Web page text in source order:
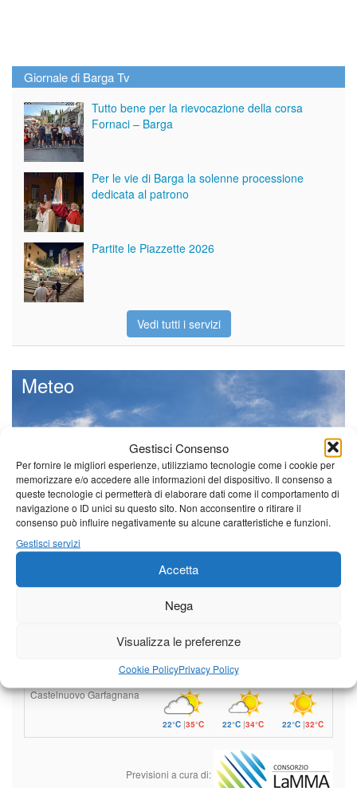
Gestisci Consenso
Per fornire le migliori esperienze, utilizziamo tecnologie come i cookie per
memorizzare e/o accedere alle informazioni del dispositivo. Il consenso a
queste tecnologie ci permetterà di elaborare dati come il comportamento di
navigazione o ID unici su questo sito. Non acconsentire o ritirare il
consenso può influire negativamente su alcune caratteristiche e funzioni.
Gestisci servizi
Accetta
Nega
Visualizza le preferenze
Cookie PolicyPrivacy Policy
Giornale di Barga Tv
Tutto bene per la rievocazione della corsa
Fornaci – Barga
Per le vie di Barga la solenne processione
dedicata al patrono
Partite le Piazzette 2026
Vedi tutti i servizi
Meteo
Il tempo di questo fine
settimana. temperature ancora
ben al di sopra dei valori
stagionali
Leggi tutto…
Borgo a Mozzano
|36°C
21°C|34°C 22°C
Castelnuovo Garfagnana
22°C|35°C 22°C|34°C 22°C |32°C
Previsioni a cura di: